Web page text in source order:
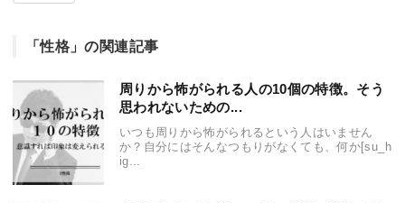
「性格」の関連記事
周りから怖がられる人の10個の特徴。そう
思われないための...
いつも周りから怖がられるという人はいません
か？自分にはそんなつもりがなくても、何か[su_h
ig...